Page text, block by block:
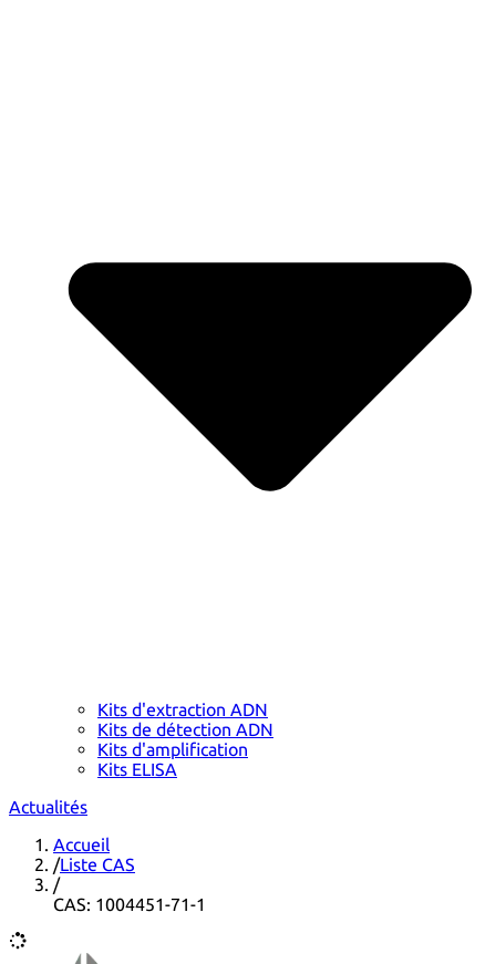
Kits d'extraction ADN
Kits de détection ADN
Kits d'amplification
Kits ELISA
Actualités
Accueil
/Liste CAS
/
CAS: 1004451-71-1